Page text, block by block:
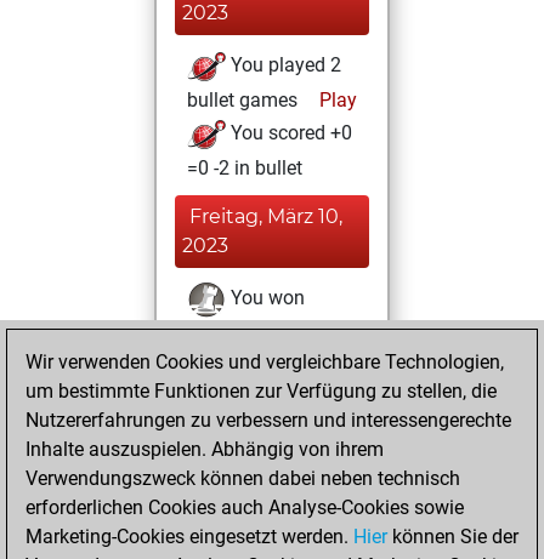
2023
You played 2
bullet games
Play
You scored +0
=0 -2 in bullet
Freitag, März 10,
2023
You won
against Fritz
Fritz
You achieved a
BeautyScore of 10
You achieved a
new Elo of 1613
You created
your Fritz account
Wir verwenden Cookies und vergleichbare Technologien,
um bestimmte Funktionen zur Verfügung zu stellen, die
Nutzererfahrungen zu verbessern und interessengerechte
Inhalte auszuspielen. Abhängig von ihrem
Verwendungszweck können dabei neben technisch
erforderlichen Cookies auch Analyse-Cookies sowie
Marketing-Cookies eingesetzt werden. Hierkönnen Sie der